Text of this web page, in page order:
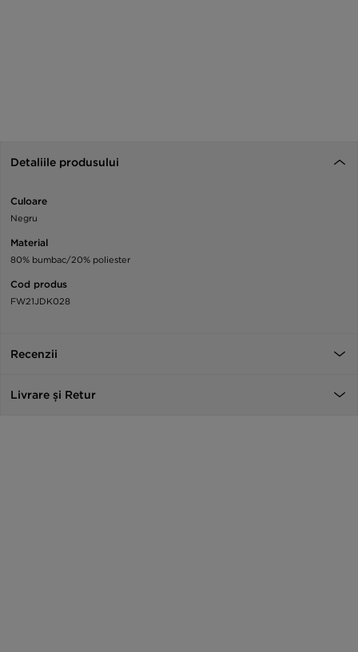
Detaliile produsului
Culoare
Negru
Material
80% bumbac/20% poliester
Cod produs
FW21JDK028
Recenzii
Livrare și Retur